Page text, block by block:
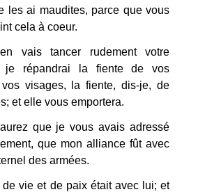
les ai maudites, parce que vous
cela à coeur.
vais tancer rudement votre
je répandrai la fiente de vos
visages, la fiente, dis-je, de
et elle vous emportera.
que je vous avais adressé
que mon alliance fût avec
des armées.
de vie et de paix était avec lui; et